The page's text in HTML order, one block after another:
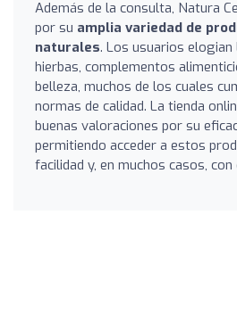
Además de la consulta, Natura
por su amplia variedad de
naturales. Los usuarios elogian
hierbas, complementos
belleza, muchos de los cuales
normas de calidad. La tienda
buenas valoraciones por su
permitiendo acceder a estos
facilidad y, en muchos casos,